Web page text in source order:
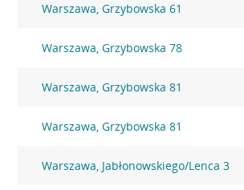
Warszawa, Grzybowska 61
Warszawa, Grzybowska 78
Warszawa, Grzybowska 81
Warszawa, Grzybowska 81
Warszawa, Jabłonowskiego/Lenca 3